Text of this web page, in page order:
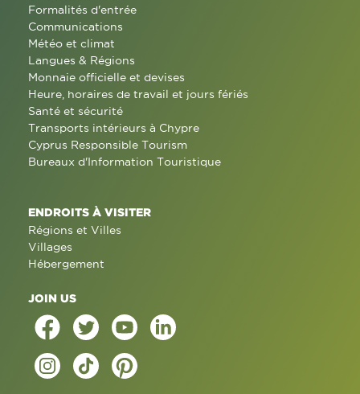
Formalités d'entrée
Communications
Météo et climat
Langues & Régions
Monnaie officielle et devises
Heure, horaires de travail et jours fériés
Santé et sécurité
Transports intérieurs à Chypre
Cyprus Responsible Tourism
Bureaux d'Information Touristique
ENDROITS À VISITER
Régions et Villes
Villages
Hébergement
JOIN US